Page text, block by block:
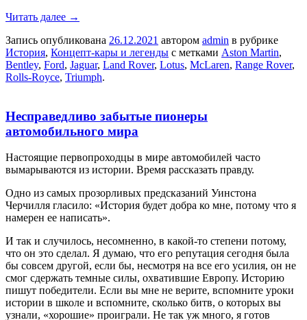
Читать далее →
Запись опубликована 26.12.2021 автором admin в рубрике
История, Концепт-кары и легенды с метками Aston Martin,
Bentley, Ford, Jaguar, Land Rover, Lotus, McLaren, Range Rover,
Rolls-Royce, Triumph.
Несправедливо забытые пионеры
автомобильного мира
Настоящие первопроходцы в мире автомобилей часто
вымарываются из истории. Время рассказать правду.
Одно из самых прозорливых предсказаний Уинстона
Черчилля гласило: «История будет добра ко мне, потому что я
намерен ее написать».
И так и случилось, несомненно, в какой-то степени потому,
что он это сделал. Я думаю, что его репутация сегодня была
бы совсем другой, если бы, несмотря на все его усилия, он не
смог сдержать темные силы, охватившие Европу. Историю
пишут победители. Если вы мне не верите, вспомните уроки
истории в школе и вспомните, сколько битв, о которых вы
узнали, «хорошие» проиграли. Не так уж много, я готов